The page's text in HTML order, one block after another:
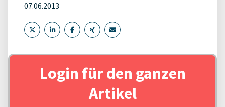
07.06.2013
Login für den ganzen
Artikel